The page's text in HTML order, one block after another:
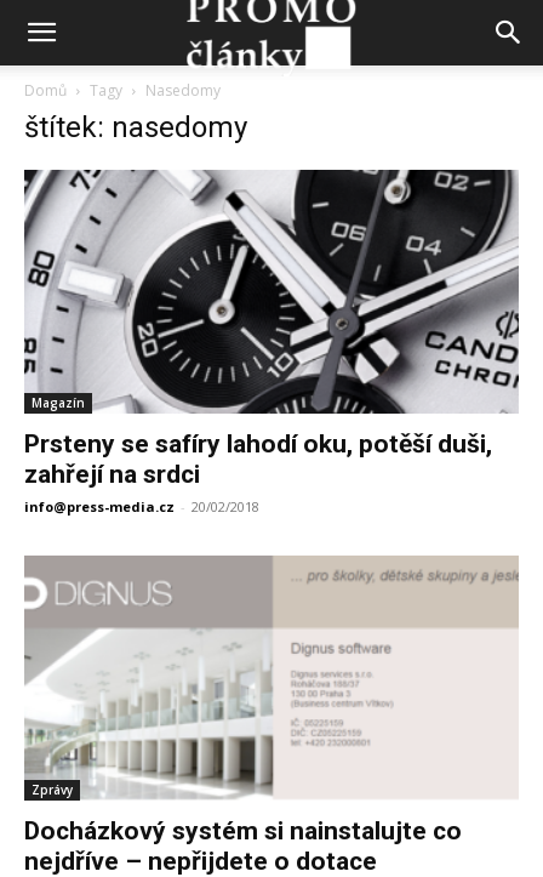
Domů Tagy Nasedomy
štítek: nasedomy
Magazín
Prsteny se safíry lahodí oku, potěší duši,
zahřejí na srdci
info@press-media.cz - 20/02/2018
Zprávy
Docházkový systém si nainstalujte co
nejdříve – nepřijdete o dotace